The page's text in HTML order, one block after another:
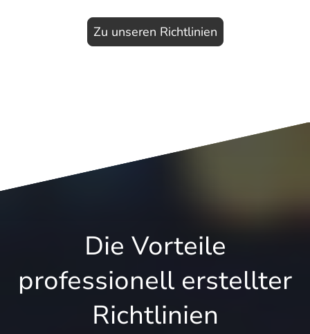
Zu unseren Richtlinien
Die Vorteile
professionell erstellter
Richtlinien